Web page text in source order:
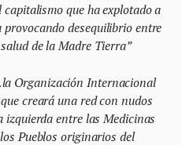
que ha explotado a
desequilibrio entre
de la Madre Tierra”
Organización Internacional
creará una red con nudos
izquierda entre las Medicinas
Pueblos originarios del